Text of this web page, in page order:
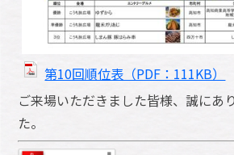
第10回順位表（PDF：111KB）
ご来場いただきました皆様、誠にあ
た。